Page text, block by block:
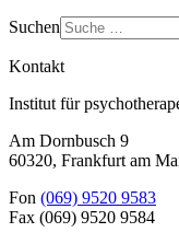
Suchen
Kontakt
Institut für
Am Dornbusch 9
60320, Frankfurt am
Fon (069) 9520 9583
Fax (069) 9520 9584